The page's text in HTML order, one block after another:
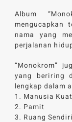
Album
mengucapkan
nama yang
perjalanan
“Monokrom”
yang beriring
lengkap dalam
1. Manusia Kuat
2. Pamit
3. Ruang Sendiri